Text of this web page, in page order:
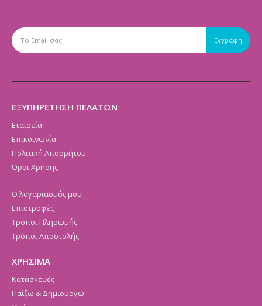
ΕΞΥΠΗΡΕΤΗΣΗ ΠΕΛΑΤΩΝ
Εταιρεία
Επικοινωνία
Πολιτική Απορρήτου
Όροι Χρήσης
Ο λογαριασμός μου
Επιστροφές
Τρόποι Πληρωμής
Τρόποι Αποστολής
ΧΡΗΣΙΜΑ
Κατασκευές
Παίζω & Δημιουργώ